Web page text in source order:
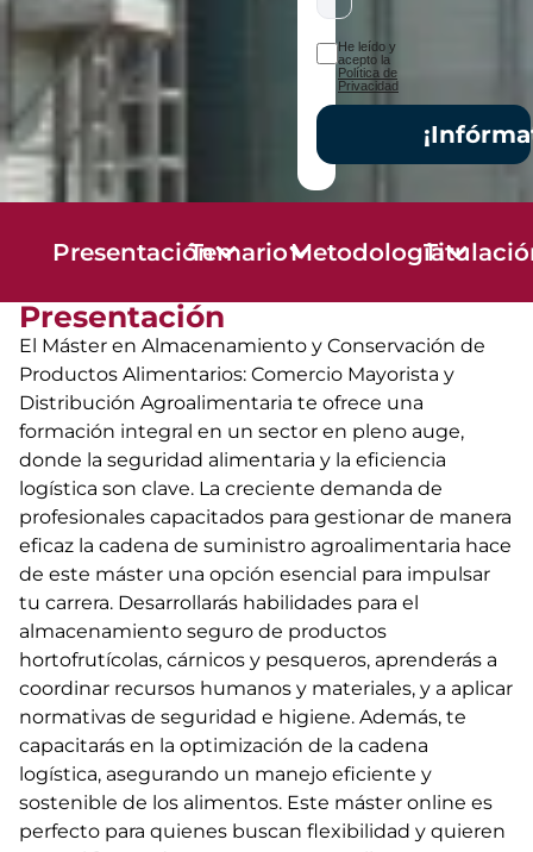
He leído y
acepto la
Política de
Privacidad
PresentaciónTemarioMetodología
Presentación
El Máster en Almacenamiento y Conservación de
Productos Alimentarios: Comercio Mayorista y
Distribución Agroalimentaria te ofrece una
formación integral en un sector en pleno auge,
donde la seguridad alimentaria y la eficiencia
logística son clave. La creciente demanda de
profesionales capacitados para gestionar de manera
eficaz la cadena de suministro agroalimentaria hace
de este máster una opción esencial para impulsar
tu carrera. Desarrollarás habilidades para el
almacenamiento seguro de productos
hortofrutícolas, cárnicos y pesqueros, aprenderás a
coordinar recursos humanos y materiales, y a aplicar
normativas de seguridad e higiene. Además, te
capacitarás en la optimización de la cadena
logística, asegurando un manejo eficiente y
sostenible de los alimentos. Este máster online es
perfecto para quienes buscan flexibilidad y quieren